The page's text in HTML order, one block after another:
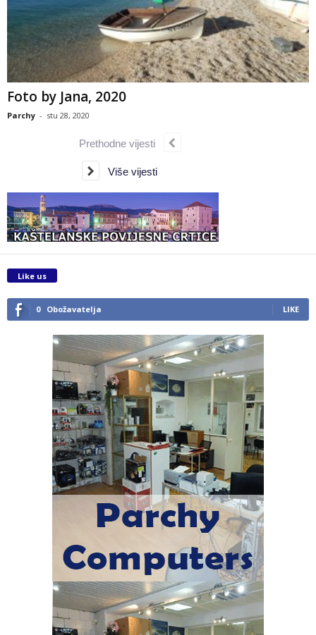
Foto by Jana, 2020
Parchy - stu 28, 2020
Prethodne vijesti
Više vijesti
Like us
0 Obožavatelja LIKE